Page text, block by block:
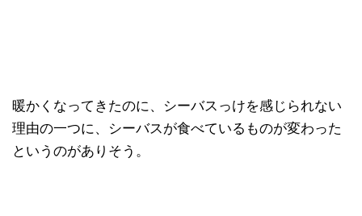
暖かくなってきたのに、シーバスっけを感じられない
理由の一つに、シーバスが食べているものが変わった
というのがありそう。